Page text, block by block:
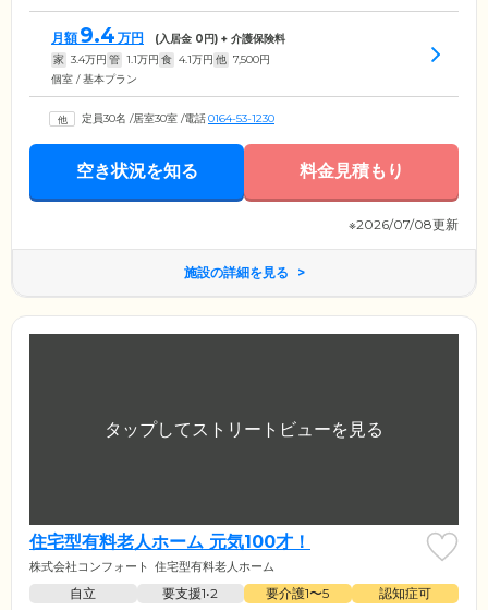
月額 9.4 万円 (入居金 0円) + 介護保険料
家 3.4万円 管 1.1万円 食 4.1万円 他 7,500円
個室 / 基本プラン
定員30名 /居室30室 /電話0164-53-1230
空き状況を知る 料金見積もり
※2026/07/08更新
施設の詳細を見る
住宅型有料老人ホーム 元気100才！
株式会社コンフォート 住宅型有料老人ホーム
自立 要支援1•2 要介護1〜5
認知症可